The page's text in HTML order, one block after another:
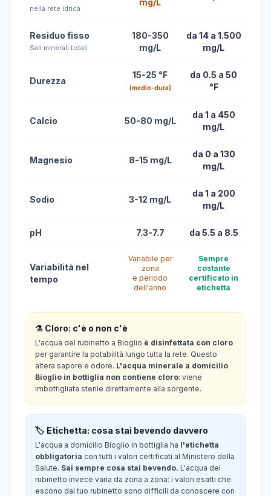
nella rete idrica
mg/L
Residuo fisso
Sali minerali totali
180-350
mg/L
da 14 a 1.500
mg/L
Durezza
15-25 °F
(medio-dura)
da 0.5 a 50
°F
Calcio 50-80 mg/L
da 1 a 450
mg/L
Magnesio 8-15 mg/L
da 0 a 130
mg/L
Sodio 3-12 mg/L
da 1 a 200
mg/L
pH 7.3-7.7 da 5.5 a 8.5
Variabilità nel
tempo
Variabile per
zona
e periodo
dell'anno
Sempre
costante
certificato in
etichetta
⚗️ Cloro: c'è o non c'è
L'acqua del rubinetto a Bioglio è disinfettata con cloro
per garantire la potabilità lungo tutta la rete. Questo
altera sapore e odore. L'acqua minerale a domicilio
Bioglio in bottiglia non contiene cloro: viene
imbottigliata sterile direttamente alla sorgente.
🏷️ Etichetta: cosa stai bevendo davvero
L'acqua a domicilio Bioglio in bottiglia ha l'etichetta
obbligatoria con tutti i valori certificati al Ministero della
Salute. Sai sempre cosa stai bevendo. L'acqua del
rubinetto invece varia da zona a zona: i valori esatti che
escono dal tuo rubinetto sono difficili da conoscere con